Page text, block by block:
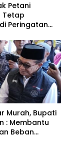
Petani
Tetap
Peringatan
Murah, Bupati
: Membantu
Beban